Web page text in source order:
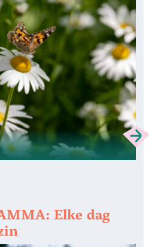
Elke dag